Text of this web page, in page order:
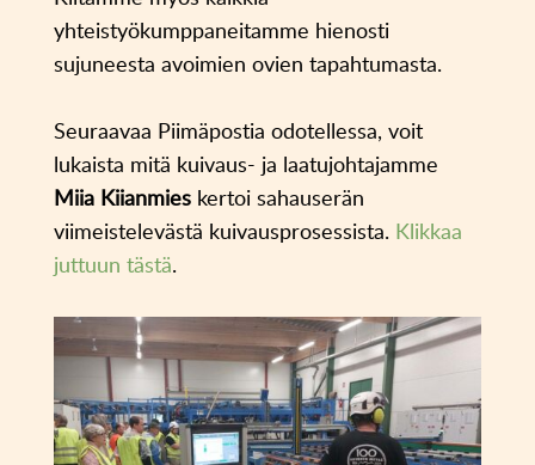
yhteistyökumppaneitamme hienosti
sujuneesta avoimien ovien tapahtumasta.
Seuraavaa Piimäpostia odotellessa, voit
lukaista mitä kuivaus- ja laatujohtajamme
Miia Kiianmieskertoi sahauserän
viimeistelevästä kuivausprosessista. Klikkaa
juttuun tästä.